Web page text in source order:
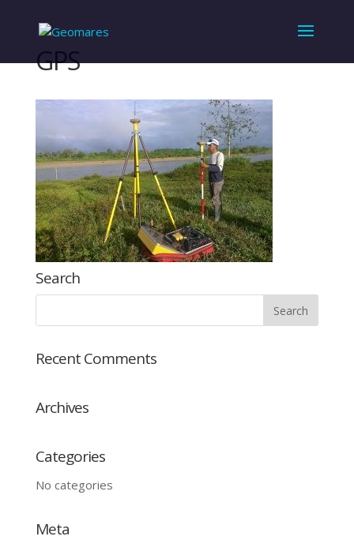
GPS
Search
Recent Comments
Archives
Categories
No categories
Meta